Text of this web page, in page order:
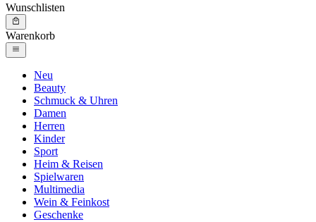
Wunschlisten
Warenkorb
Neu
Beauty
Schmuck & Uhren
Damen
Herren
Kinder
Sport
Heim & Reisen
Spielwaren
Multimedia
Wein & Feinkost
Geschenke